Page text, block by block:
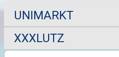
UNIMARKT
XXXLUTZ